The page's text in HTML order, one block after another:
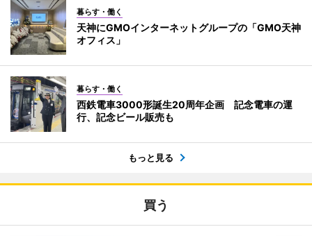
暮らす・働く
天神にGMOインターネットグループの「GMO天神
オフィス」
暮らす・働く
西鉄電車3000形誕生20周年企画 記念電車の運
行、記念ビール販売も
もっと見る
買う